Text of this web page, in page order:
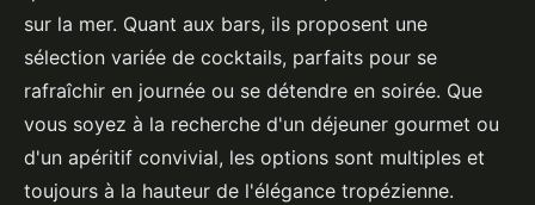
sur la mer. Quant aux bars, ils proposent une
sélection variée de cocktails, parfaits pour se
rafraîchir en journée ou se détendre en soirée. Que
vous soyez à la recherche d'un déjeuner gourmet ou
d'un apéritif convivial, les options sont multiples et
toujours à la hauteur de l'élégance tropézienne.